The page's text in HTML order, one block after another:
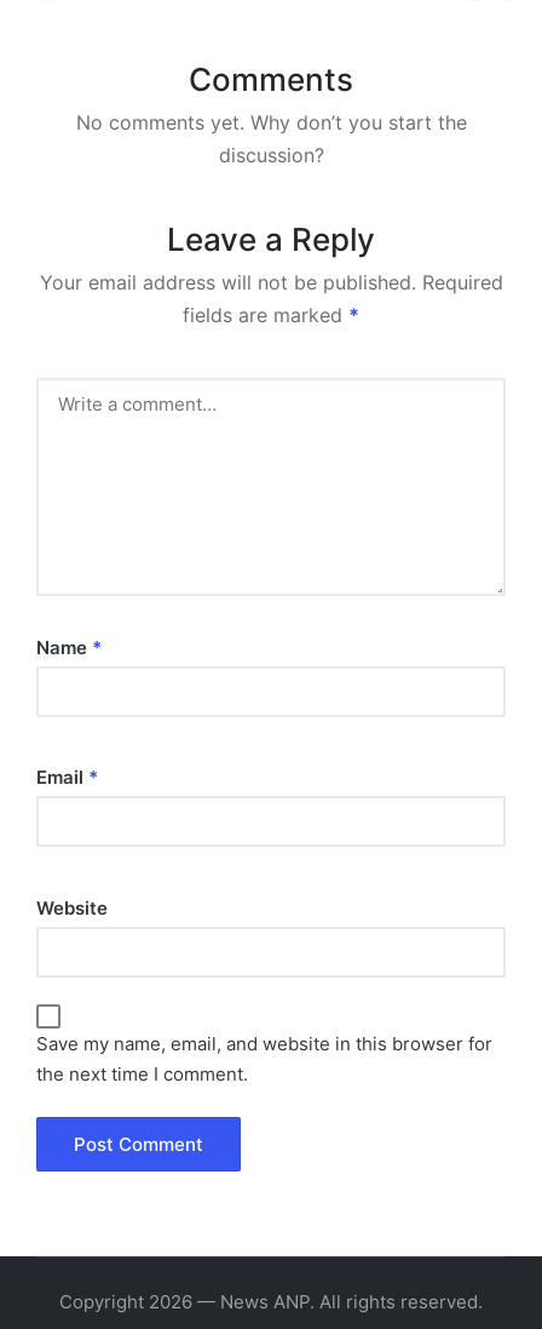
Comments
No comments yet. Why don’t you start the
discussion?
Leave a Reply
Your email address will not be published. Required
fields are marked *
Name *
Email *
Website
Save my name, email, and website in this browser for
the next time I comment.
Copyright 2026 — News ANP. All rights reserved.